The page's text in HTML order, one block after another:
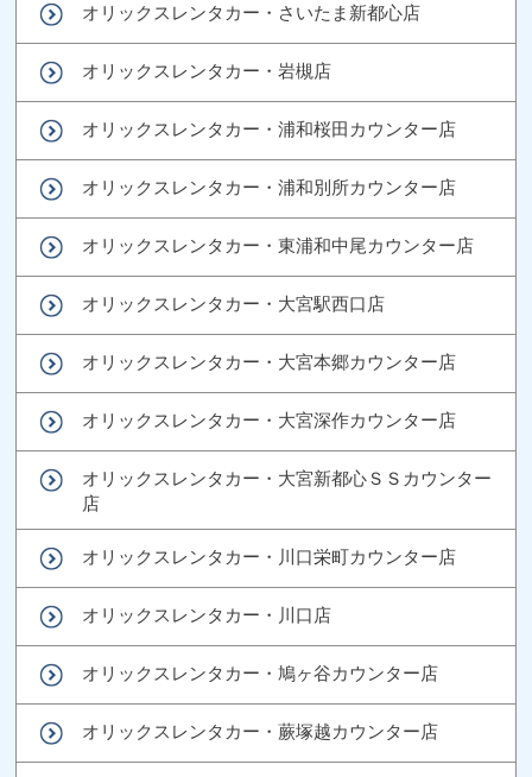
オリックスレンタカー・さいたま新都心店
オリックスレンタカー・岩槻店
オリックスレンタカー・浦和桜田カウンター店
オリックスレンタカー・浦和別所カウンター店
オリックスレンタカー・東浦和中尾カウンター店
オリックスレンタカー・大宮駅西口店
オリックスレンタカー・大宮本郷カウンター店
オリックスレンタカー・大宮深作カウンター店
オリックスレンタカー・大宮新都心ＳＳカウンター
店
オリックスレンタカー・川口栄町カウンター店
オリックスレンタカー・川口店
オリックスレンタカー・鳩ヶ谷カウンター店
オリックスレンタカー・蕨塚越カウンター店